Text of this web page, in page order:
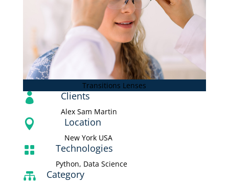
Transitions Lenses
 Clients
Alex Sam Martin
 Location
New York USA
 Technologies
Python, Data Science
 Category